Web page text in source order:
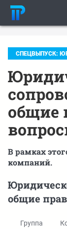
СПЕЦВЫПУСК:
общие
В рамках
компаний.
общие
Группа